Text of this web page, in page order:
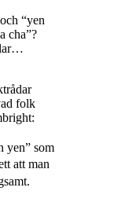
“yen
cha”?
folk
yen” som
att man